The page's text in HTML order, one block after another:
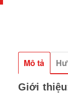
Mô tả
Giới